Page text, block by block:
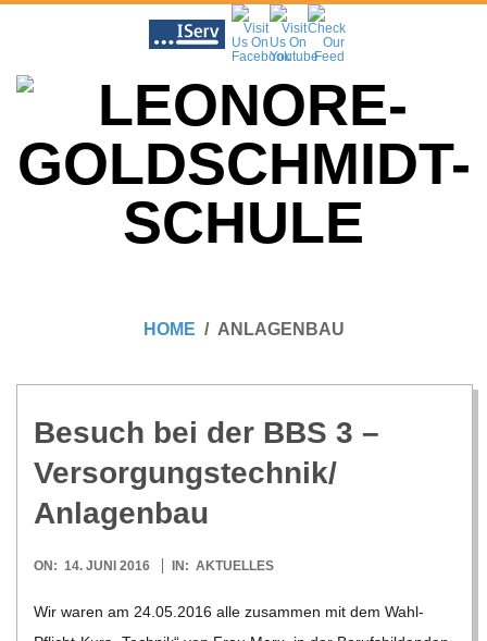
content
O
N
O
R
E
HOME ANLAGENBAU
Besuch bei der BBS 3 –
Versorgungstechnik/​
Anlagenbau
2016-
ON: 14. JUNI 2016 IN: AKTUELLES
Wir waren am 24.05.2016 alle zusam­men mit dem Wahl-